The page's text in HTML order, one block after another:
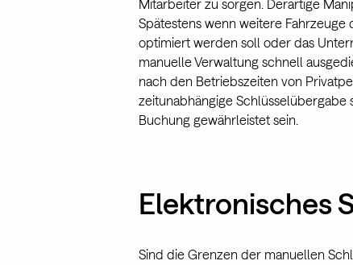
Mitarbeiter zu sorgen. Derartige
Spätestens wenn weitere Fahrzeuge
optimiert werden soll oder das
manuelle Verwaltung schnell
nach den Betriebszeiten von
zeitunabhängige
Buchung gewährleistet sein.
Elektronisches
Sind die Grenzen der manuellen